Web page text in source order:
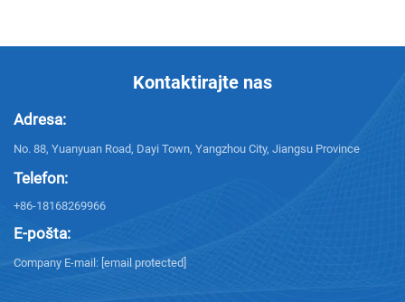
Kontaktirajte nas
Adresa:
No. 88, Yuanyuan Road, Dayi Town, Yangzhou City, Jiangsu Province
Telefon:
+86-18168269966
E-pošta:
Company E-mail: [email protected]